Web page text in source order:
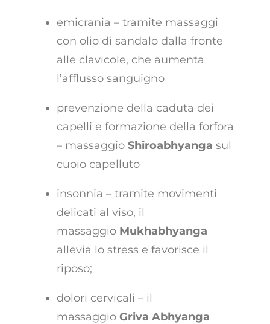
emicrania – tramite massaggi
con olio di sandalo dalla fronte
alle clavicole, che aumenta
l’afflusso sanguigno
prevenzione della caduta dei
capelli e formazione della forfora
– massaggio Shiroabhyanga sul
cuoio capelluto
insonnia – tramite movimenti
delicati al viso, il
massaggio Mukhabhyanga
allevia lo stress e favorisce il
riposo;
dolori cervicali – il
massaggio Griva Abhyanga